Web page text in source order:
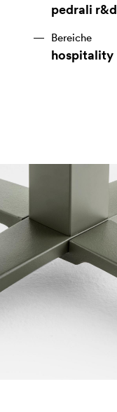
pedrali r&d
Bereiche
hospitality